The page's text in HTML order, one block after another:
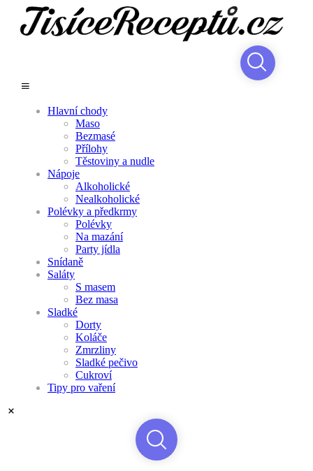
Hlavní chody
Maso
Bezmasé
Přílohy
Těstoviny a nudle
Nápoje
Alkoholické
Nealkoholické
Polévky a předkrmy
Polévky
Na mazání
Party jídla
Snídaně
Saláty
S masem
Bez masa
Sladké
Dorty
Koláče
Zmrzliny
Sladké pečivo
Cukroví
Tipy pro vaření